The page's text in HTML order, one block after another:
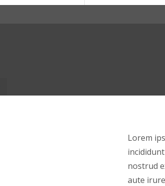
Lorem
nostrud
aute